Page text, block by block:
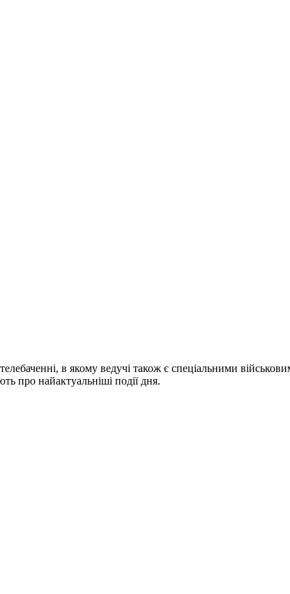
в якому ведучі також є спеціальними
про найактуальніші події дня.